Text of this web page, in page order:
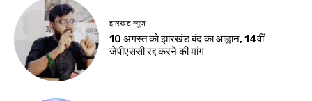
नवीनतम लेख